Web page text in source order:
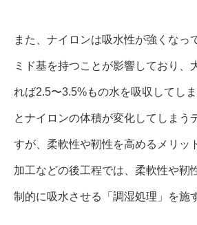
また、ナイロンは吸水性が強くなっ
ミド基を持つことが影響しており、
れば2.5〜3.5%もの水を吸収してし
とナイロンの体積が変化してしまう
すが、柔軟性や靭性を高めるメリッ
加工などの後工程では、柔軟性や靭
制的に吸水させる「調湿処理」を施